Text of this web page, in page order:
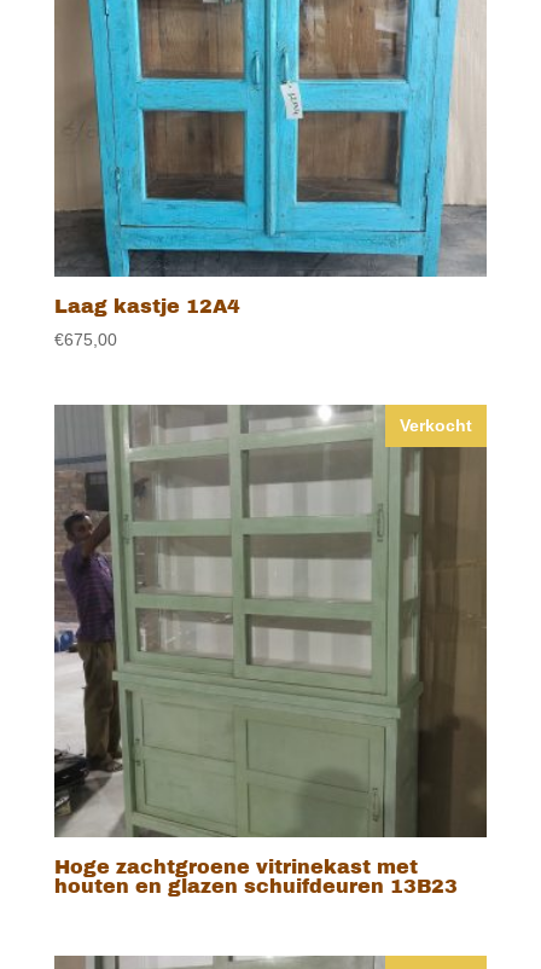
Laag kastje 12A4
€675,00
Verkocht
Hoge zachtgroene vitrinekast met
houten en glazen schuifdeuren 13B23